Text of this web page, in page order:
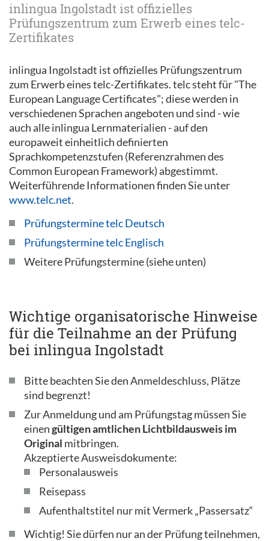
inlingua Ingolstadt ist offizielles
Prüfungszentrum zum Erwerb eines telc-
Zertifikates
inlingua Ingolstadt ist offizielles Prüfungszentrum
zum Erwerb eines telc-Zertifikates. telc steht für "The
European Language Certificates"; diese werden in
verschiedenen Sprachen angeboten und sind - wie
auch alle inlingua Lernmaterialien - auf den
europaweit einheitlich definierten
Sprachkompetenzstufen (Referenzrahmen des
Common European Framework) abgestimmt.
Weiterführende Informationen finden Sie unter
www.telc.net.
Prüfungstermine telc Deutsch
Prüfungstermine telc Englisch
Weitere Prüfungstermine (siehe unten)
Wichtige organisatorische Hinweise
für die Teilnahme an der Prüfung
bei inlingua Ingolstadt
Bitte beachten Sie den Anmeldeschluss, Plätze
sind begrenzt!
Zur Anmeldung und am Prüfungstag müssen Sie
einengültigen amtlichen Lichtbildausweis im
Original mitbringen.
Akzeptierte Ausweisdokumente:
Personalausweis
Reisepass
Aufenthaltstitel nur mit Vermerk „Passersatz“
Wichtig! Sie dürfen nur an der Prüfung teilnehmen,